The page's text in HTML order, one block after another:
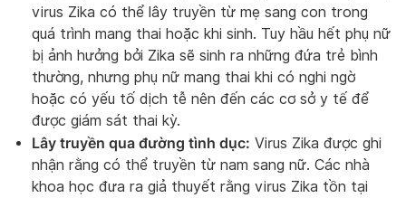
virus Zika có thể lây truyền từ mẹ sang con trong
quá trình mang thai hoặc khi sinh. Tuy hầu hết phụ nữ
bị ảnh hưởng bởi Zika sẽ sinh ra những đứa trẻ bình
thường, nhưng phụ nữ mang thai khi có nghi ngờ
hoặc có yếu tố dịch tễ nên đến các cơ sở y tế để
được giám sát thai kỳ.
Lây truyền qua đường tình dục: Virus Zika được ghi
nhận rằng có thể truyền từ nam sang nữ. Các nhà
khoa học đưa ra giả thuyết rằng virus Zika tồn tại